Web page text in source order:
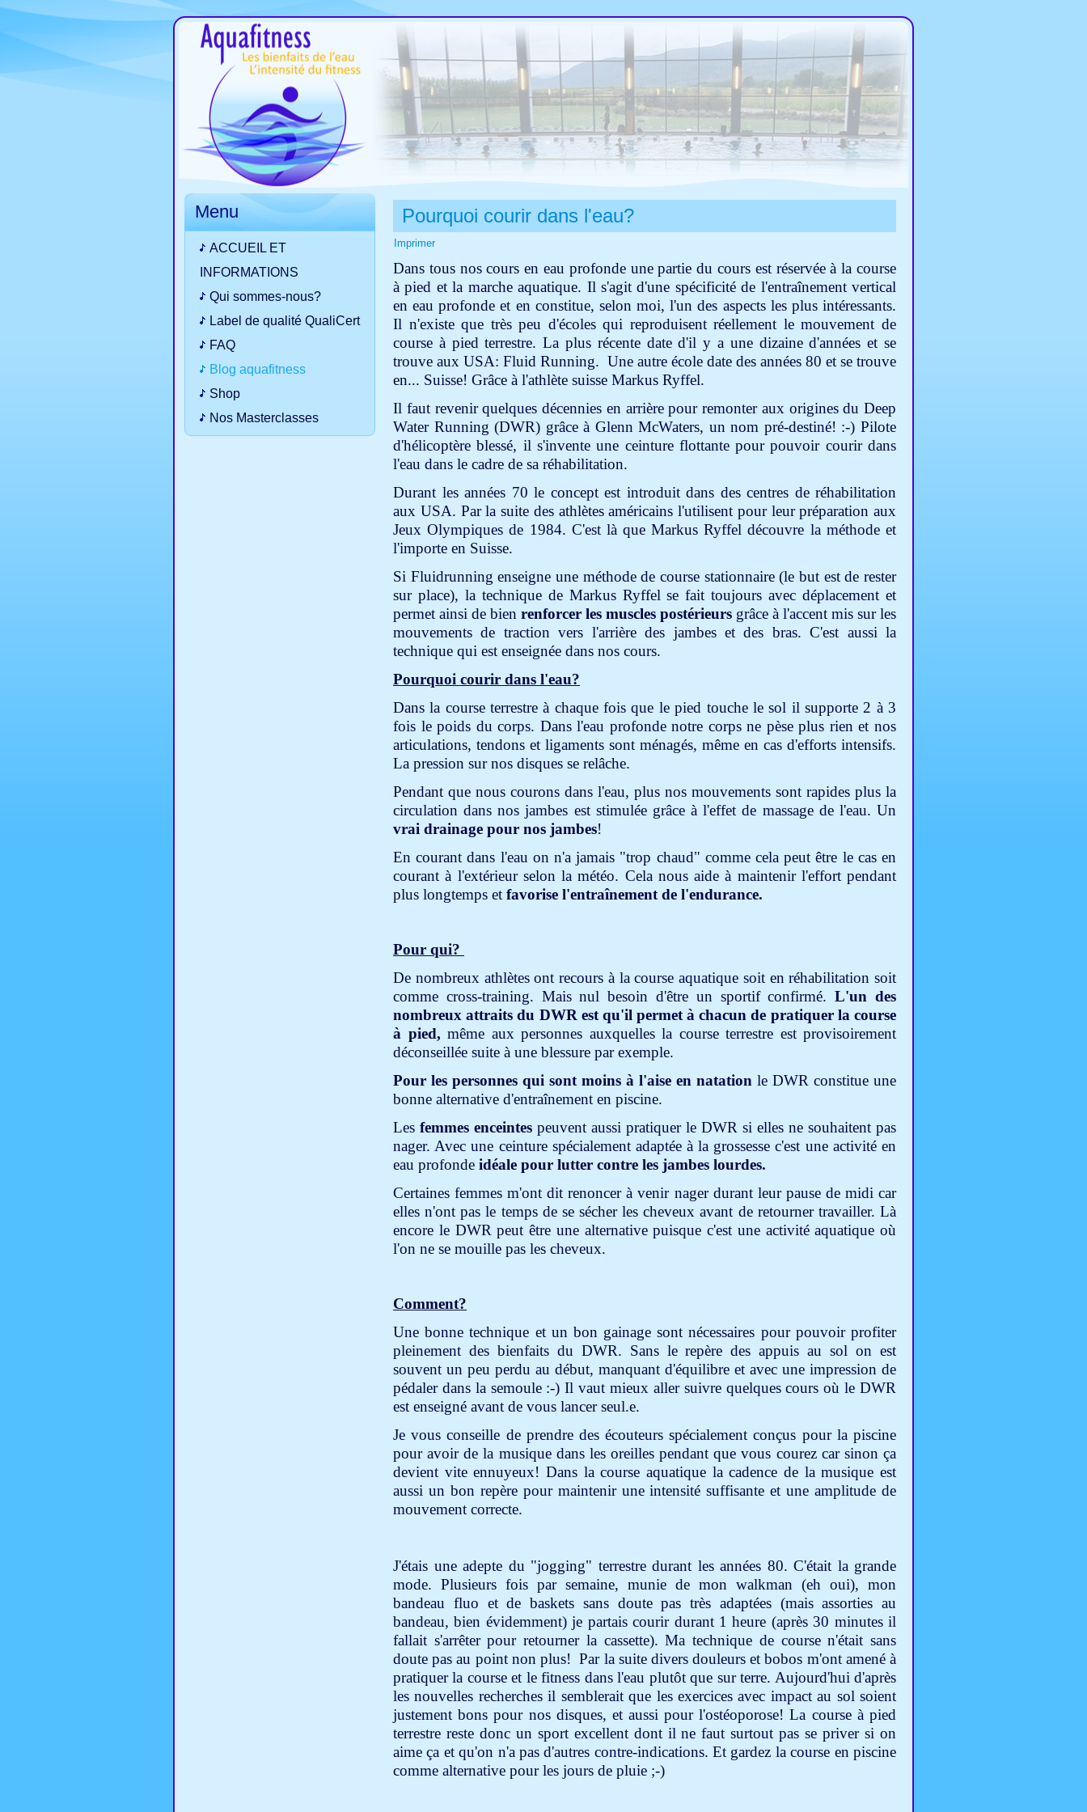
Menu
ACCUEIL ET
INFORMATIONS
Qui sommes-nous?
Label de qualité QualiCert
FAQ
Blog aquafitness
Shop
Nos Masterclasses
Pourquoi courir dans l'eau?
Imprimer
Dans tous nos cours en eau profonde une partie du cours est réservée à la course
à pied et la marche aquatique. Il s'agit d'une spécificité de l'entraînement vertical
en eau profonde et en constitue, selon moi, l'un des aspects les plus intéressants.
Il n'existe que très peu d'écoles qui reproduisent réellement le mouvement de
course à pied terrestre. La plus récente date d'il y a une dizaine d'années et se
trouve aux USA: Fluid Running. Une autre école date des années 80 et se trouve
en... Suisse! Grâce à l'athlète suisse Markus Ryffel.
Il faut revenir quelques décennies en arrière pour remonter aux origines du Deep
Water Running (DWR) grâce à Glenn McWaters, un nom pré-destiné! :-) Pilote
d'hélicoptère blessé, il s'invente une ceinture flottante pour pouvoir courir dans
l'eau dans le cadre de sa réhabilitation.
Durant les années 70 le concept est introduit dans des centres de réhabilitation
aux USA. Par la suite des athlètes américains l'utilisent pour leur préparation aux
Jeux Olympiques de 1984. C'est là que Markus Ryffel découvre la méthode et
l'importe en Suisse.
Si Fluidrunning enseigne une méthode de course stationnaire (le but est de rester
sur place), la technique de Markus Ryffel se fait toujours avec déplacement et
permet ainsi de bien renforcer les muscles postérieurs grâce à l'accent mis sur les
mouvements de traction vers l'arrière des jambes et des bras. C'est aussi la
technique qui est enseignée dans nos cours.
Pourquoi courir dans l'eau?
Dans la course terrestre à chaque fois que le pied touche le sol il supporte 2 à 3
fois le poids du corps. Dans l'eau profonde notre corps ne pèse plus rien et nos
articulations, tendons et ligaments sont ménagés, même en cas d'efforts intensifs.
La pression sur nos disques se relâche.
Pendant que nous courons dans l'eau, plus nos mouvements sont rapides plus la
circulation dans nos jambes est stimulée grâce à l'effet de massage de l'eau. Un
vrai drainage pour nos jambes!
En courant dans l'eau on n'a jamais "trop chaud" comme cela peut être le cas en
courant à l'extérieur selon la météo. Cela nous aide à maintenir l'effort pendant
plus longtemps et favorise l'entraînement de l'endurance.
Pour qui?
De nombreux athlètes ont recours à la course aquatique soit en réhabilitation soit
comme cross-training. Mais nul besoin d'être un sportif confirmé.L'un des
nombreux attraits du DWR est qu'il permet à chacun de pratiquer la course
à pied, même aux personnes auxquelles la course terrestre est provisoirement
déconseillée suite à une blessure par exemple.
Pour les personnes qui sont moins à l'aise en natation le DWR constitue une
bonne alternative d'entraînement en piscine.
Les femmes enceintes peuvent aussi pratiquer le DWR si elles ne souhaitent pas
nager. Avec une ceinture spécialement adaptée à la grossesse c'est une activité en
eau profonde idéale pour lutter contre les jambes lourdes.
Certaines femmes m'ont dit renoncer à venir nager durant leur pause de midi car
elles n'ont pas le temps de se sécher les cheveux avant de retourner travailler. Là
encore le DWR peut être une alternative puisque c'est une activité aquatique où
l'on ne se mouille pas les cheveux.
Comment?
Une bonne technique et un bon gainage sont nécessaires pour pouvoir profiter
pleinement des bienfaits du DWR. Sans le repère des appuis au sol on est
souvent un peu perdu au début, manquant d'équilibre et avec une impression de
pédaler dans la semoule :-) Il vaut mieux aller suivre quelques cours où le DWR
est enseigné avant de vous lancer seul.e.
Je vous conseille de prendre des écouteurs spécialement conçus pour la piscine
pour avoir de la musique dans les oreilles pendant que vous courez car sinon ça
devient vite ennuyeux! Dans la course aquatique la cadence de la musique est
aussi un bon repère pour maintenir une intensité suffisante et une amplitude de
mouvement correcte.
J'étais une adepte du "jogging" terrestre durant les années 80. C'était la grande
mode. Plusieurs fois par semaine, munie de mon walkman (eh oui), mon
bandeau fluo et de baskets sans doute pas très adaptées (mais assorties au
bandeau, bien évidemment) je partais courir durant 1 heure (après 30 minutes il
fallait s'arrêter pour retourner la cassette). Ma technique de course n'était sans
doute pas au point non plus! Par la suite divers douleurs et bobos m'ont amené à
pratiquer la course et le fitness dans l'eau plutôt que sur terre. Aujourd'hui d'après
les nouvelles recherches il semblerait que les exercices avec impact au sol soient
justement bons pour nos disques, et aussi pour l'ostéoporose! La course à pied
terrestre reste donc un sport excellent dont il ne faut surtout pas se priver si on
aime ça et qu'on n'a pas d'autres contre-indications. Et gardez la course en piscine
comme alternative pour les jours de pluie ;-)